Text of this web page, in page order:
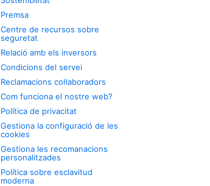
Premsa
Centre de recursos sobre
seguretat
Relació amb els inversors
Condicions del servei
Reclamacions col·laboradors
Com funciona el nostre web?
Política de privacitat
Gestiona la configuració de les
cookies
Gestiona les recomanacions
personalitzades
Política sobre esclavitud
moderna